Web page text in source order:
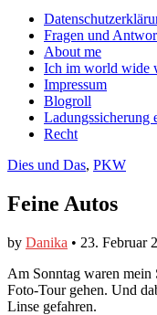
Facebook
anzeigen
Twitter
anzeigen
auf
Instagram
anzeigen
Main
menu
Skip
content
Fragen und
About me
Ich im world wide
Impressum
Blogroll
Ladungssicherung
Recht
Dies und Das, PKW
Feine Autos
by Danika • 23. Februar
Am Sonntag waren
Foto-Tour gehen. Und
Linse gefahren.